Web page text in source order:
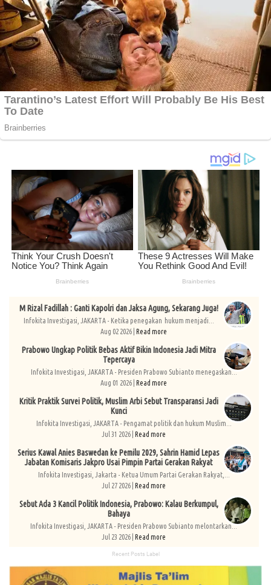
M Rizal Fadillah : Ganti Kapolri dan Jaksa Agung, Sekarang Juga!
Infokita Investigasi, JAKARTA - Ketika penegakan hukum menjadi...
Aug 02 2026 | Read more
Prabowo Ungkap Politik Bebas Aktif Bikin Indonesia Jadi Mitra
Tepercaya
Infokita Investigasi, JAKARTA - Presiden Prabowo Subianto menegaskan...
Aug 01 2026 | Read more
Kritik Praktik Survei Politik, Muslim Arbi Sebut Transparansi Jadi
Kunci
Infokita Investigasi, JAKARTA - Pengamat politik dan hukum Muslim...
Jul 31 2026 | Read more
Serius Kawal Anies Baswedan ke Pemilu 2029, Sahrin Hamid Lepas
Jabatan Komisaris Jakpro Usai Pimpin Partai Gerakan Rakyat
Infokita Investigasi, Jakarta - Ketua Umum Partai Gerakan Rakyat,...
Jul 27 2026 | Read more
Sebut Ada 3 Kancil Politik Indonesia, Prabowo: Kalau Berkumpul,
Bahaya
Infokita Investigasi, JAKARTA - Presiden Prabowo Subianto melontarkan...
Jul 23 2026 | Read more
Recent Posts Label